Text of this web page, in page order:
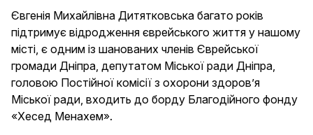
Євгенія Михайлівна Дитятковська багато років
підтримує відродження єврейського життя у нашому
місті, є одним із шанованих членів Єврейської
громади Дніпра, депутатом Міської ради Дніпра,
головою Постійної комісії з охорони здоров’я
Міської ради, входить до борду Благодійного фонду
«Хесед Менахем».
календарем
Ваша стать
Чоловік
Жінка